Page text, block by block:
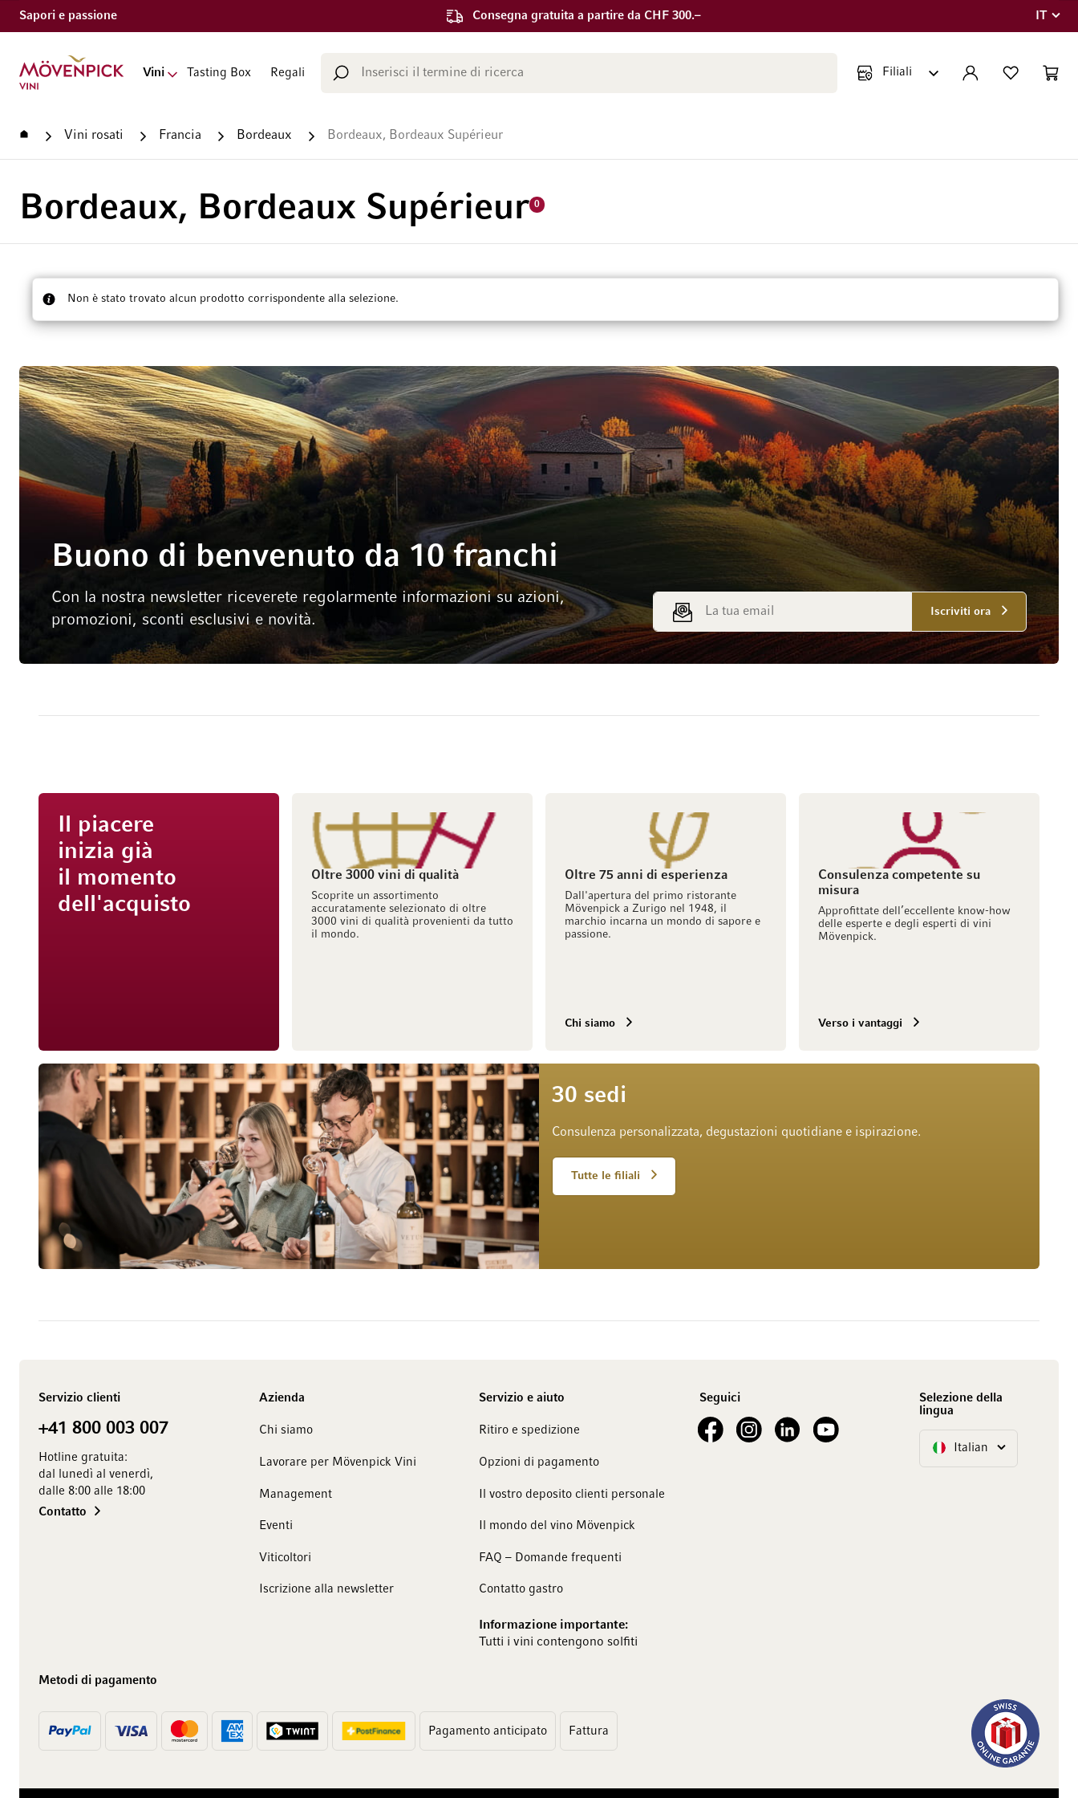
Sapori e passione Consegna gratuita a partire da CHF 300.–
Lingua
IT
Vai alla Home Page
Vini Tasting Box Regali
Cerca ACCOUNT LISTA DEI CART
Home Vini rosati Francia Bordeaux Bordeaux, Bordeaux Supérieur
Bordeaux, Bordeaux Supérieur 0
Non è stato trovato alcun prodotto corrispondente alla selezione.
Buono di benvenuto da 10 franchi
Con la nostra newsletter riceverete regolarmente informazioni su azioni,
promozioni, sconti esclusivi e novità.
Indirizzo email
Iscriviti ora
Il piacere
inizia già
il momento
dell'acquisto
Oltre 3000 vini di qualità
Scoprite un assortimento
accuratamente selezionato di oltre
3000 vini di qualità provenienti da tutto
il mondo.
Oltre 75 anni di esperienza
Dall'apertura del primo ristorante
Mövenpick a Zurigo nel 1948, il
marchio incarna un mondo di sapore e
passione.
Chi siamo
Consulenza competente su
misura
Approfittate dell’eccellente know-how
delle esperte e degli esperti di vini
Mövenpick.
Verso i vantaggi
30 sedi
Consulenza personalizzata, degustazioni quotidiane e ispirazione.
Tutte le filiali
Servizio clienti
+41 800 003 007
Hotline gratuita:
dal lunedì al venerdì,
dalle 8:00 alle 18:00
Contatto
Azienda
Chi siamo
Lavorare per Mövenpick Vini
Management
Eventi
Viticoltori
Iscrizione alla newsletter
Servizio e aiuto
Ritiro e spedizione
Opzioni di pagamento
Il vostro deposito clienti personale
Il mondo del vino Mövenpick
FAQ – Domande frequenti
Contatto gastro
Informazione importante:
Tutti i vini contengono solfiti
Seguici
See our FacebookSee our Instagram account
See our LinkedInSee our YouTube channel
Selezione della
lingua
Lingua Italian
Metodi di pagamento
Pagamento anticipato Fattura